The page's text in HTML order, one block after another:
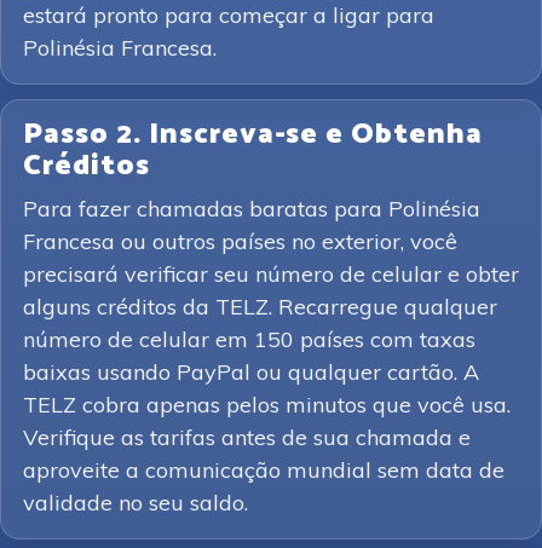
estará pronto para começar a ligar para
Polinésia Francesa.
Passo 2. Inscreva-se e Obtenha
Créditos
Para fazer chamadas baratas para Polinésia
Francesa ou outros países no exterior, você
precisará verificar seu número de celular e obter
alguns créditos da TELZ. Recarregue qualquer
número de celular em 150 países com taxas
baixas usando PayPal ou qualquer cartão. A
TELZ cobra apenas pelos minutos que você usa.
Verifique as tarifas antes de sua chamada e
aproveite a comunicação mundial sem data de
validade no seu saldo.